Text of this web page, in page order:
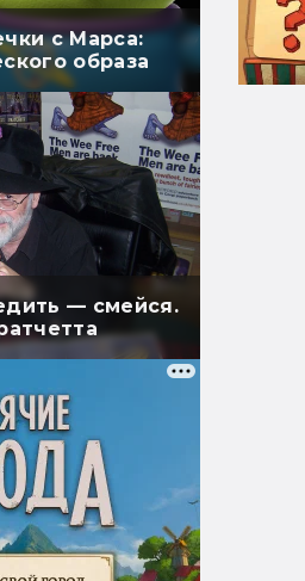
с Марса:
образа
— смейся.